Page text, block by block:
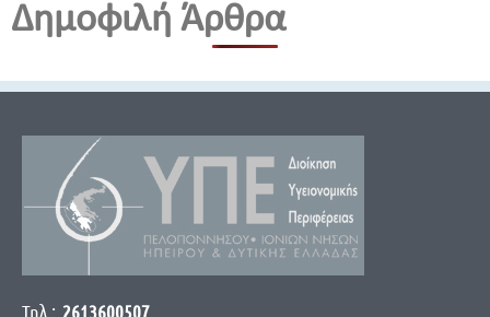
Δημοφιλή Άρθρα
Τηλ.: 2613600507